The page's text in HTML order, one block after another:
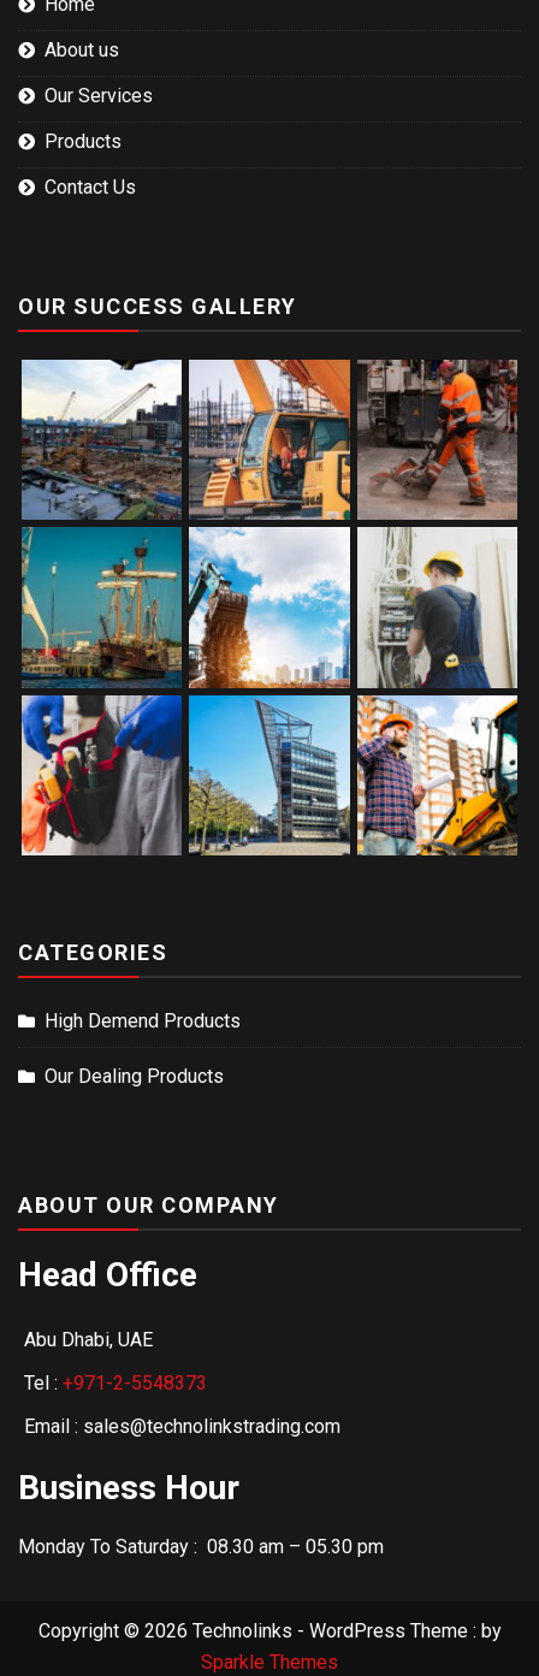
About us
Our Services
Products
Contact Us
OUR SUCCESS GALLERY
CATEGORIES
High Demend Products
Our Dealing Products
ABOUT OUR COMPANY
Head Office
Abu Dhabi, UAE
Tel : +971-2-5548373
Email : sales@technolinkstrading.com
Business Hour
Monday To Saturday : 08.30 am – 05.30 pm
Copyright © 2026 Technolinks - WordPress Theme : by
Sparkle Themes